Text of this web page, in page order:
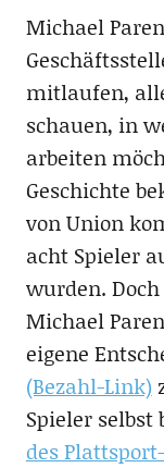
Michael
mitlaufen,
schauen, in
arbeiten
Geschichte
von Union
acht Spieler
wurden.
Michael
eigene
(Bezahl-Link)
Spieler selbst
des